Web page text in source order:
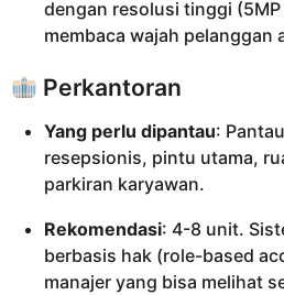
dengan resolusi tinggi
membaca wajah pelanggan
Perkantoran
Yang perlu dipantau:
resepsionis, pintu utama,
parkiran karyawan.
Rekomendasi: 4-8 unit.
berbasis hak (role-based
manajer yang bisa melihat